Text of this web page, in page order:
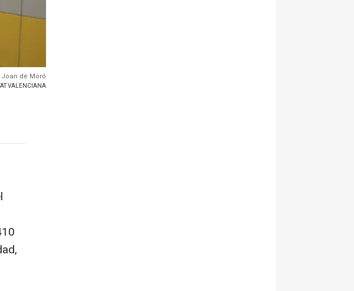
Joan de Moró
VALENCIANA